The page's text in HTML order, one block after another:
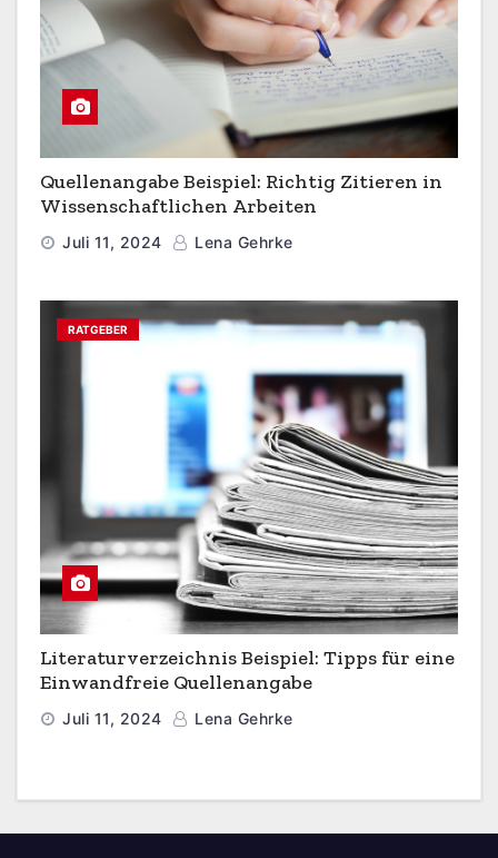
Quellenangabe Beispiel: Richtig Zitieren in
Wissenschaftlichen Arbeiten
Juli 11, 2024 Lena Gehrke
RATGEBER
Literaturverzeichnis Beispiel: Tipps für eine
Einwandfreie Quellenangabe
Juli 11, 2024 Lena Gehrke